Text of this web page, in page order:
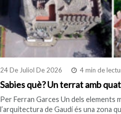
24 De Juliol De 2026 4 min de
Sabies què? Un terrat amb
Per Ferran Garces Un dels elements
l’arquitectura de Gaudí és una zona